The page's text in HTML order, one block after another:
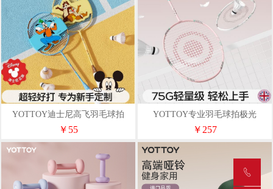
YOTTOY迪士尼高飞羽毛球拍
（铁合金）（双拍）蓝/棕
￥55
YOTTOY专业羽毛球拍极光
T9005U全碳素双拍
￥257